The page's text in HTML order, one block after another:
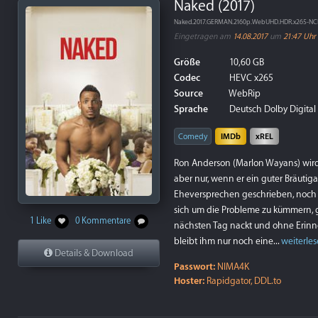
1 Like 0 Kommentare
Details & Download
Naked (2017)
Naked.2017.GERMAN.2160p.WebUHD.HDR.x265-
Eingetragen am 14.08.2017um 21:47 Uhr
Größe
10,60 GB
Codec
HEVC x265
Source
WebRip
Sprache
Deutsch Dolby Digital
Comedy IMDb xREL
Ron Anderson (Marlon Wayans)
aber nur, wenn er ein guter
Eheversprechen geschrieben,
sich um die Probleme zu
nächsten Tag nackt und ohne
bleibt ihm nur noch eine...
Passwort: NIMA4K
Hoster: Rapidgator, DDL.to